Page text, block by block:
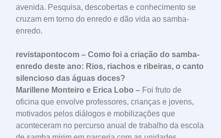
avenida. Pesquisa, descobertas e conhecimento se
cruzam em torno do enredo e dão vida ao samba-
enredo.
revistapontocom – Como foi a criação do samba-
enredo deste ano: Rios, riachos e ribeiras, o canto
silencioso das águas doces?
Marillene Monteiro e Erica Lobo – Foi fruto de
oficina que envolve professores, crianças e jovens,
motivados pelos diálogos e mobilizações que
aconteceram no percurso anual de trabalho da escola